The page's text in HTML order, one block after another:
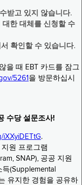
받고 있지 않습니다.
한 대체를 신청할 수
확인할 수 있습니다.
을 때 EBT 카드를 잠그
5261 을 방문하십시
수당 설문조사!
iXXyiDETtG.
원 프로그램
SNAP), 공공 지원
(Supplemental
유지한 경험을 공유하